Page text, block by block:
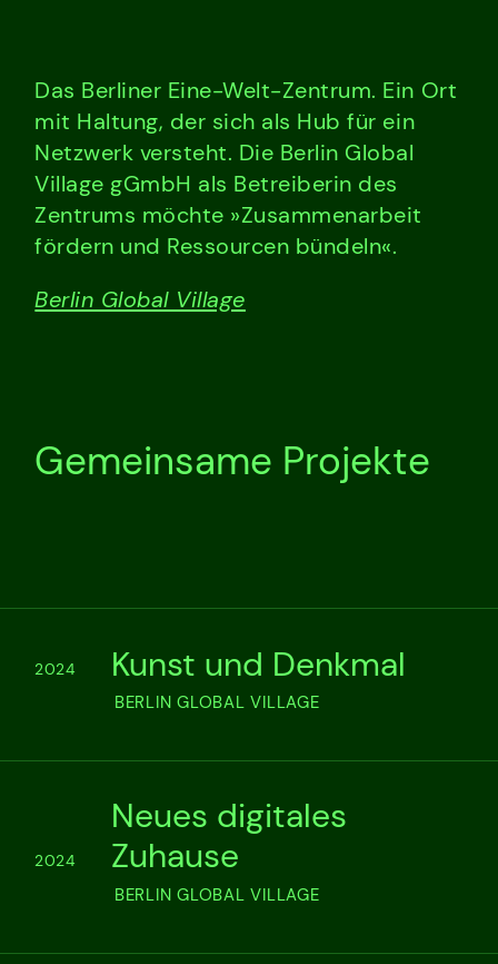
Das Berliner Eine-Welt-Zentrum. Ein Ort
mit Haltung, der sich als Hub für ein
Netzwerk versteht. Die Berlin Global
Village gGmbH als Betreiberin des
Zentrums möchte »Zusammenarbeit
fördern und Ressourcen bündeln«.
Berlin Global Village
Gemeinsame Projekte
2024 Kunst und Denkmal
BERLIN GLOBAL VILLAGE
2024
Neues digitales
Zuhause
BERLIN GLOBAL VILLAGE